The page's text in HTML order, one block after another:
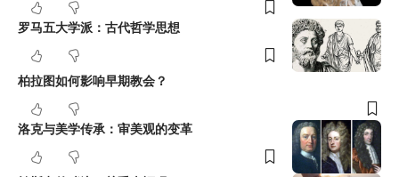
罗马五大学派：古代哲学思想
柏拉图如何影响早期教会？
洛克与美学传承：审美观的变革